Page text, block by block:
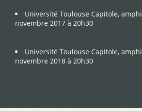
Université Toulouse Capitole,
novembre 2017 à 20h30
Université Toulouse Capitole,
novembre 2018 à 20h30